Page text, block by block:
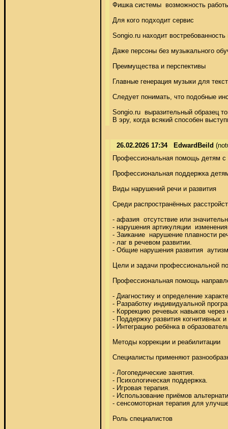
Фишка системы  возможность
Для кого подходит сервис
Songio.ru находит
Даже персоны без музыкального
Преимущества и перспективы
Главные генерация музыки для
Следует понимать, что подобные
Songio.ru  выразительный образец
В эру, когда всякий способен
26.02.2026 17:34 EdwardBeild
Профессиональная помощь детям
Профессиональная поддержка
Виды нарушений речи и развития
Среди распространённых
- афазия  отсутствие или
- нарушения артикуляции
- Заикание  нарушение плавности
- лаг в речевом развитии.
- Общие нарушения развития
Цели и задачи профессиональной
Профессиональная помощь
- Диагностику и определение
- Разработку индивидуальной
- Коррекцию речевых навыков
- Поддержку развития когнитивных
- Интеграцию ребёнка в
Методы коррекции и реабилитации
Специалисты применяют
- Логопедические занятия.
- Психологическая поддержка.
- Игровая терапия.
- Использование приёмов
- сенсомоторная терапия для
Роль специалистов